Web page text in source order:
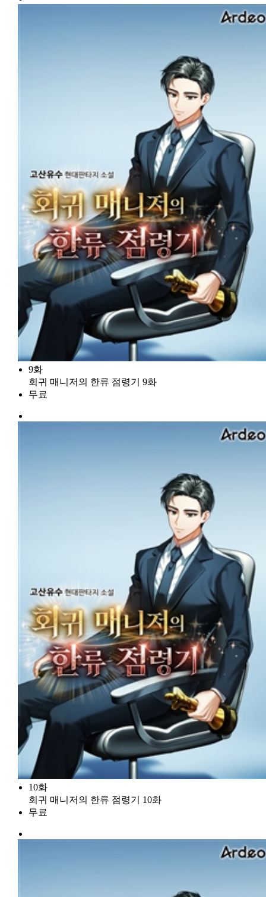
9화
회귀 매니저의 한류 점령기 9화
무료
10화
회귀 매니저의 한류 점령기 10화
무료